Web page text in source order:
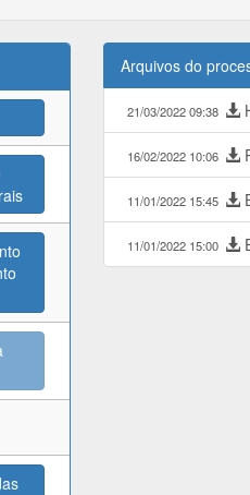
Arquivos do
21/03/2022 09:38
16/02/2022 10:06
11/01/2022 15:45
11/01/2022 15:00